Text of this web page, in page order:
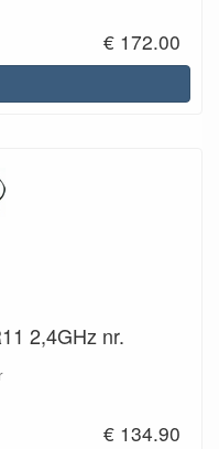
€ 172.00
2,4GHz nr.
€ 134.90